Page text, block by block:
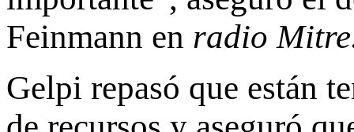
Feinmann en radio
Gelpi repasó que están